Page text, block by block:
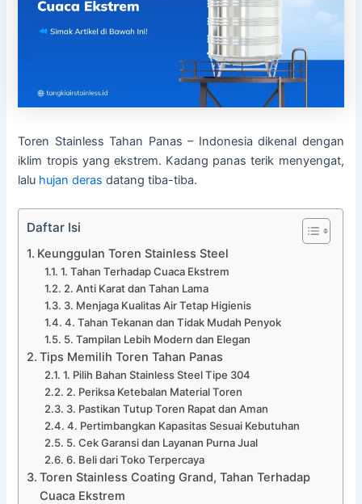
Toren Stainless Tahan Panas – Indonesia dikenal dengan
iklim tropis yang ekstrem. Kadang panas terik menyengat,
lalu hujan deras datang tiba-tiba.
Daftar Isi
Keunggulan Toren Stainless Steel
1. Tahan Terhadap Cuaca Ekstrem
2. Anti Karat dan Tahan Lama
3. Menjaga Kualitas Air Tetap Higienis
4. Tahan Tekanan dan Tidak Mudah Penyok
5. Tampilan Lebih Modern dan Elegan
Tips Memilih Toren Tahan Panas
1. Pilih Bahan Stainless Steel Tipe 304
2. Periksa Ketebalan Material Toren
3. Pastikan Tutup Toren Rapat dan Aman
4. Pertimbangkan Kapasitas Sesuai Kebutuhan
5. Cek Garansi dan Layanan Purna Jual
6. Beli dari Toko Terpercaya
Toren Stainless Coating Grand, Tahan Terhadap
Cuaca Ekstrem